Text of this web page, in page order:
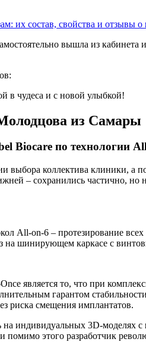
их состав, свойства и отзывы
вышла из кабинета
в чудеса и с новой улыбкой!
из Самары
Biocare по технологии
выбора коллектива клиники, а
– сохранились частично,
All-on-6 – протезирование
шинирующем каркасе с
является то, что при
гарантом
риска смещения имплантатов.
на индивидуальных 3D-моделях
помимо этого разработчик